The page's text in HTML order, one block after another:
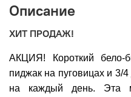
Описание
ХИТ ПРОДАЖ!
АКЦИЯ! Короткий бело-
пиджак на пуговицах и 3/
на каждый день. Эта